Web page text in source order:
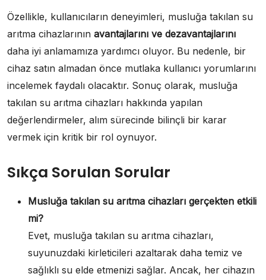
Özellikle, kullanıcıların deneyimleri, musluğa takılan su
arıtma cihazlarının avantajlarını ve dezavantajlarını
daha iyi anlamamıza yardımcı oluyor. Bu nedenle, bir
cihaz satın almadan önce mutlaka kullanıcı yorumlarını
incelemek faydalı olacaktır. Sonuç olarak, musluğa
takılan su arıtma cihazları hakkında yapılan
değerlendirmeler, alım sürecinde bilinçli bir karar
vermek için kritik bir rol oynuyor.
Sıkça Sorulan Sorular
Musluğa takılan su arıtma cihazları gerçekten etkili
mi?
Evet, musluğa takılan su arıtma cihazları,
suyunuzdaki kirleticileri azaltarak daha temiz ve
sağlıklı su elde etmenizi sağlar. Ancak, her cihazın